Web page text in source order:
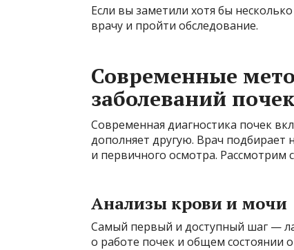
Если вы заметили хотя бы
врачу и пройти обследование.
Современные
заболеваний почек
Современная диагностика почек
дополняет другую. Врач подбирает
и первичного осмотра.
Анализы крови и мочи
Самый первый и доступный шаг —
о работе почек и общем состоянии